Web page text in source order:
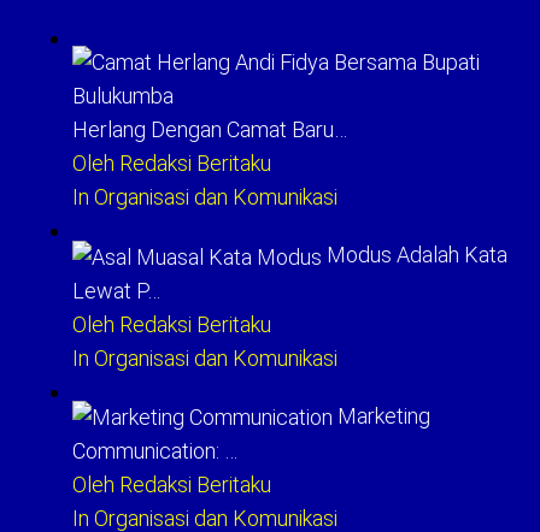
Herlang Dengan Camat Baru…
Oleh Redaksi Beritaku
In Organisasi dan Komunikasi
Modus Adalah Kata
Lewat P…
Oleh Redaksi Beritaku
In Organisasi dan Komunikasi
Marketing
Communication: …
Oleh Redaksi Beritaku
In Organisasi dan Komunikasi